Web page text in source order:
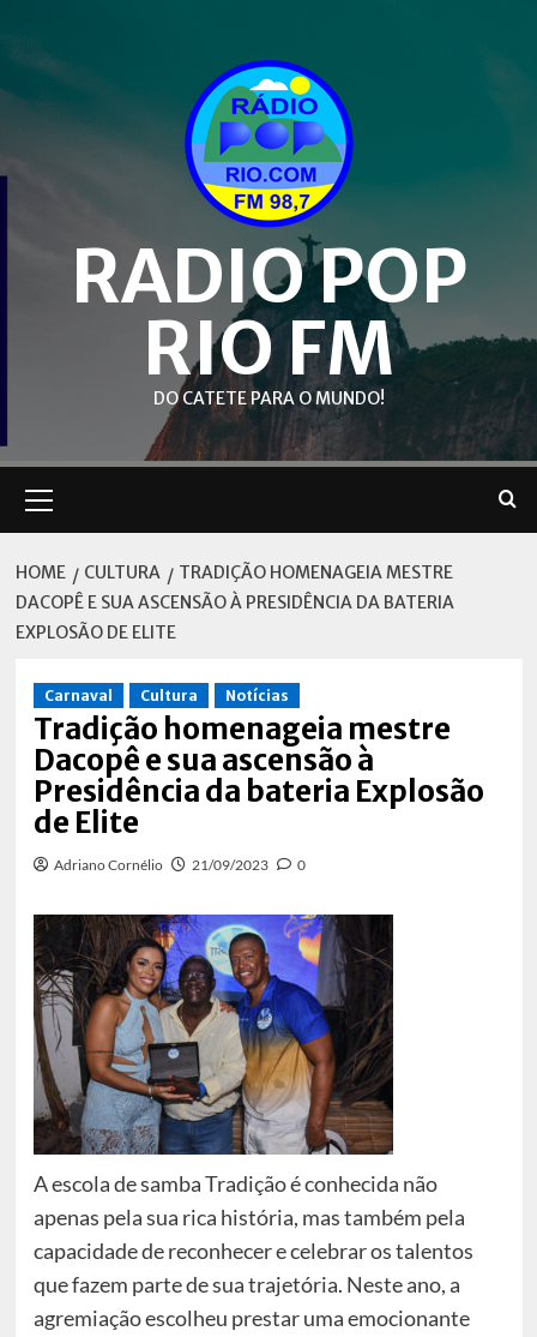
content
RADIO POP
RIO FM
DO CATETE PARA O MUNDO!
Menu
HOME CULTURA
TRADIÇÃO HOMENAGEIA MESTRE
DACOPÊ E SUA ASCENSÃO À PRESIDÊNCIA DA BATERIA
EXPLOSÃO DE ELITE
Carnaval Cultura Notícias
Tradição homenageia mestre
Dacopê e sua ascensão à
Presidência da bateria Explosão
de Elite
Adriano Cornélio 21/09/2023 0
A escola de samba Tradição é conhecida não
apenas pela sua rica história, mas também pela
capacidade de reconhecer e celebrar os talentos
que fazem parte de sua trajetória. Neste ano, a
agremiação escolheu prestar uma emocionante